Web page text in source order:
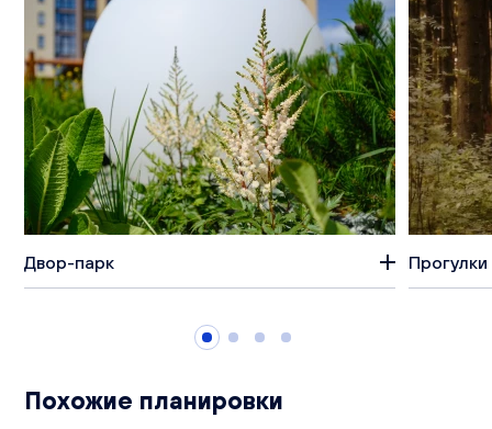
Двор-парк
Похожие планировки